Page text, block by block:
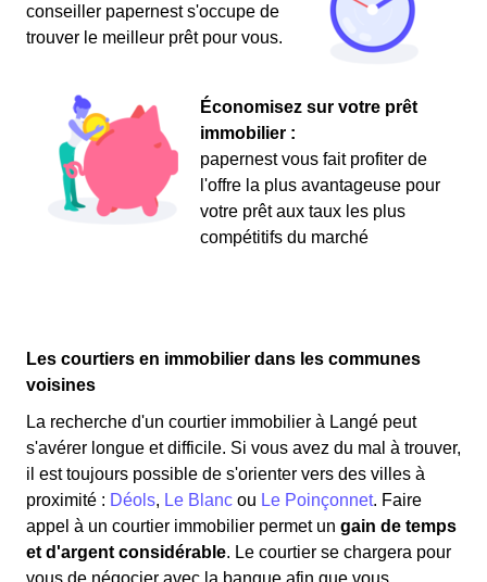
conseiller papernest s'occupe de
trouver le meilleur prêt pour vous.
Économisez sur votre prêt
immobilier :
papernest vous fait profiter de
l'offre la plus avantageuse pour
votre prêt aux taux les plus
compétitifs du marché
Les courtiers en immobilier dans les communes
voisines
La recherche d'un courtier immobilier à Langé peut
s'avérer longue et difficile. Si vous avez du mal à trouver,
il est toujours possible de s'orienter vers des villes à
proximité : Déols, Le Blanc ou Le Poinçonnet. Faire
appel à un courtier immobilier permet un gain de temps
et d'argent considérable. Le courtier se chargera pour
vous de négocier avec la banque afin que vous